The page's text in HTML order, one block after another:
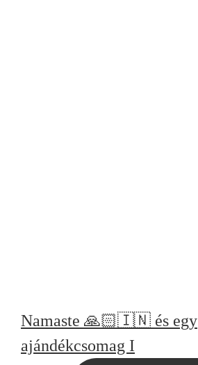
Namaste 🙏🏻🇮🇳 és egy
ajándékcsomag I